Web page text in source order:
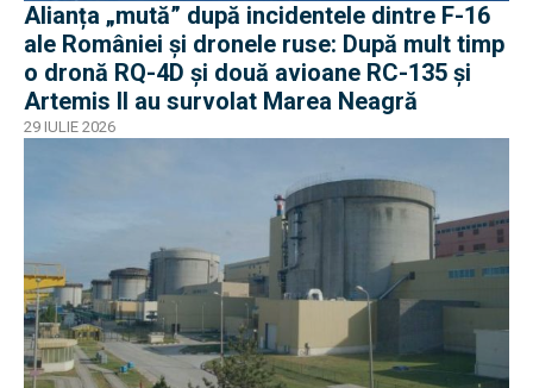
Alianța „mută” după incidentele dintre F-16
ale României și dronele ruse: După mult timp
o dronă RQ-4D și două avioane RC-135 și
Artemis II au survolat Marea Neagră
29 IULIE 2026